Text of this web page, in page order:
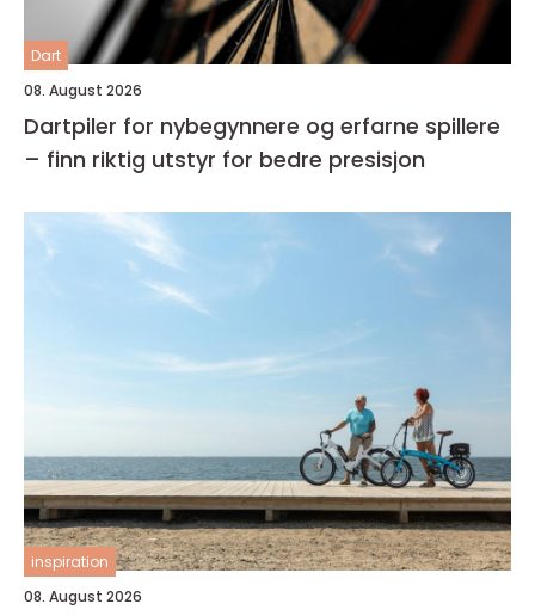
Dart
08. August 2026
Dartpiler for nybegynnere og erfarne spillere
– finn riktig utstyr for bedre presisjon
inspiration
08. August 2026